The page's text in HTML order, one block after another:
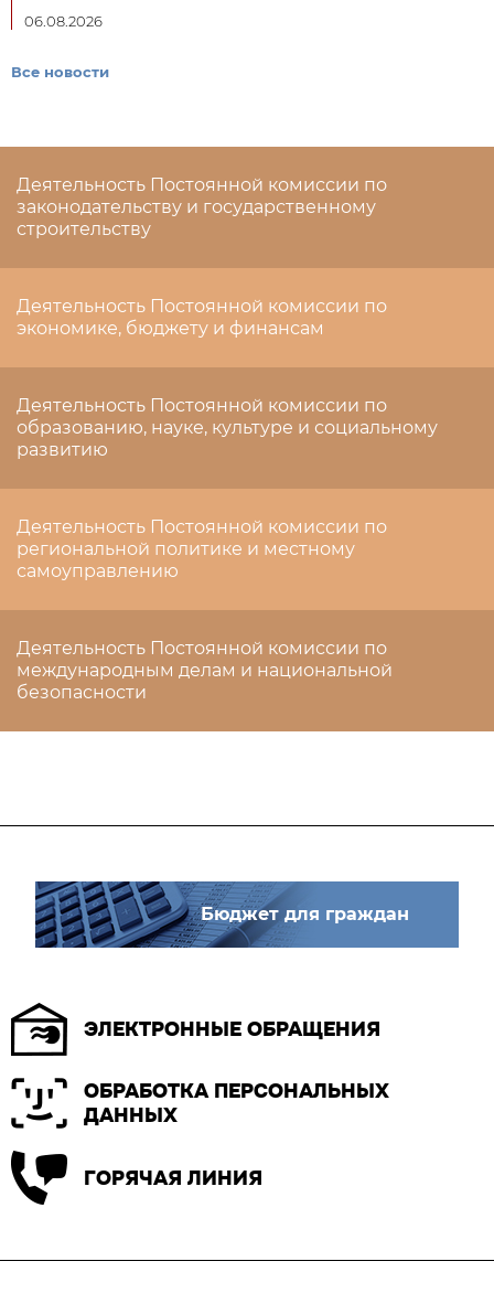
06.08.2026
Все новости
Деятельность Постоянной комиссии по
законодательству и государственному
строительству
Деятельность Постоянной комиссии по
экономике, бюджету и финансам
Деятельность Постоянной комиссии по
образованию, науке, культуре и социальному
развитию
Деятельность Постоянной комиссии по
региональной политике и местному
самоуправлению
Деятельность Постоянной комиссии по
международным делам и национальной
безопасности
Бюджет для граждан
ЭЛЕКТРОННЫЕ ОБРАЩЕНИЯ
ОБРАБОТКА ПЕРСОНАЛЬНЫХ
ДАННЫХ
ГОРЯЧАЯ ЛИНИЯ